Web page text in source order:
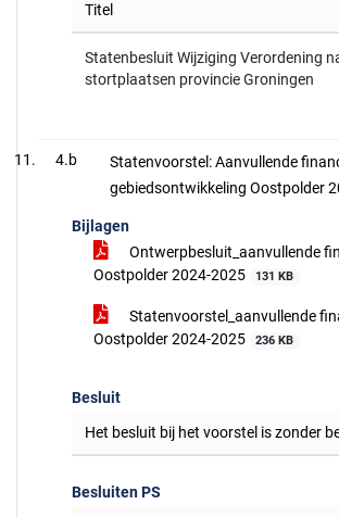
Titel
Statenbesluit Wijziging Verordening
stortplaatsen provincie Groningen
4.b
Statenvoorstel: Aanvullende
gebiedsontwikkeling Oostpolder
Bijlagen
Ontwerpbesluit_aanvullende
Oostpolder 2024-2025
131 KB
Statenvoorstel_aanvullende
Oostpolder 2024-2025
236 KB
Besluit
Het besluit bij het voorstel is zonder
Besluiten PS